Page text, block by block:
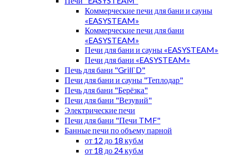
Коммерческие печи для бани и сауны
«EASYSTEAM»
Коммерческие печи для бани
«EASYSTEAM»
Печи для бани и сауны «EASYSTEAM»
Печи для бани «EASYSTEAM»
Печь для бани "Grill`D"
Печи для бани и сауны "Теплодар"
Печь для бани "Берёзка"
Печи для бани "Везувий"
Электрические печи
Печи для бани "Печи TMF"
Банные печи по объему парной
от 12 до 18 куб.м
от 18 до 24 куб.м